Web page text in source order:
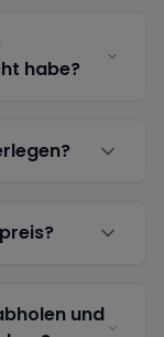
habe?
und